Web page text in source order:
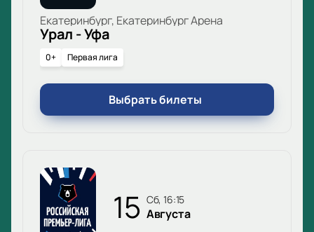
Екатеринбург, Екатеринбург Арена
Урал - Уфа
0+ Первая лига
Выбрать билеты
15 сб, 16:15
Августа